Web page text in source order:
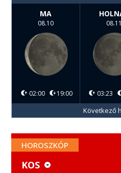
MA
08.10
02:00 19:00
08.11
03:23
Következő
HOROSZKÓP
KOS